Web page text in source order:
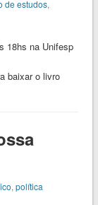
de estudos,
18hs na Unifesp
baixar o livro
, política